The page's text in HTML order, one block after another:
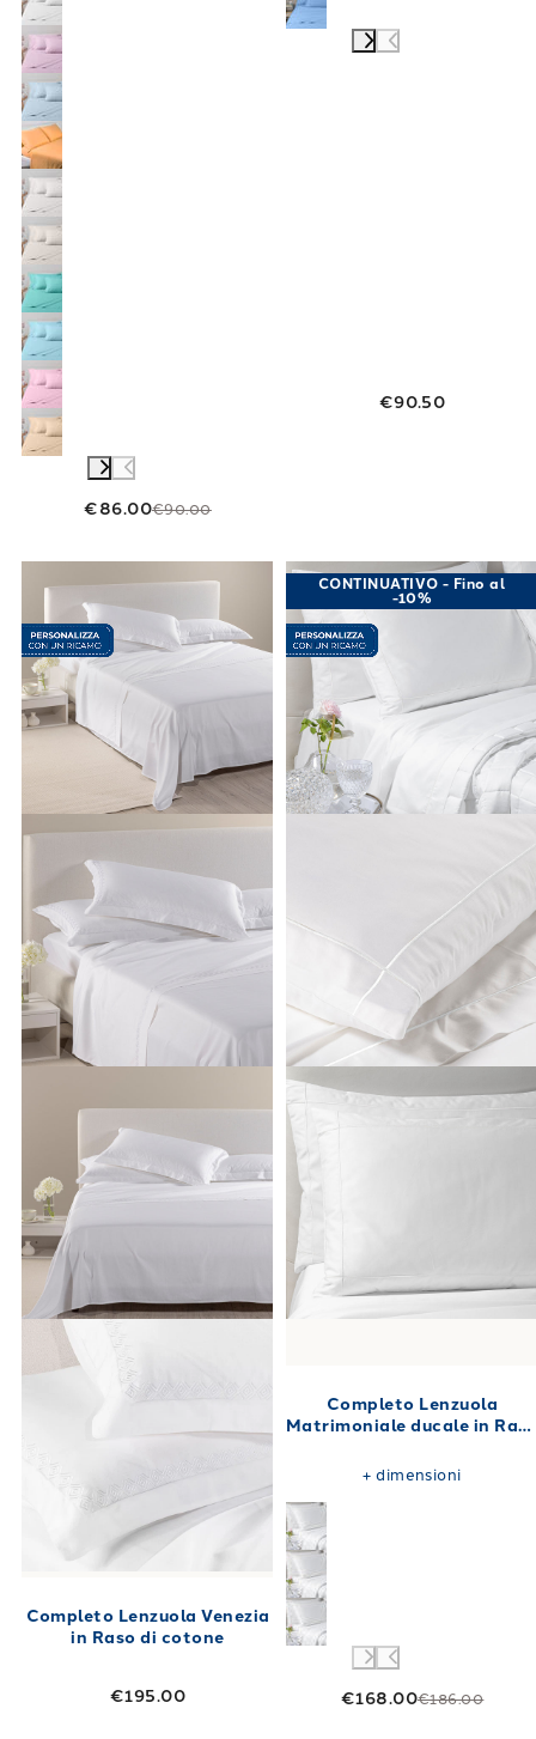
€86.00€90.00
€90.50
Completo Lenzuola Venezia in Raso
Completo Lenzuola Venezia
in Raso di cotone
€195.00
Link to "
CONTINUATIVO - Fino al
-10%
Completo Lenzuola
Matrimoniale ducale in
€168.00€186.00
+dimensioni